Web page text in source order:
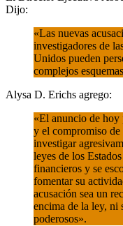
Dijo:
«Las nuevas
investigadores de
Unidos pueden
complejos
Alysa D. Erichs agrego:
«El anuncio de hoy
y el compromiso
investigar
leyes de los
financieros y se
fomentar su
acusación sea un
encima de la ley, ni
poderosos».